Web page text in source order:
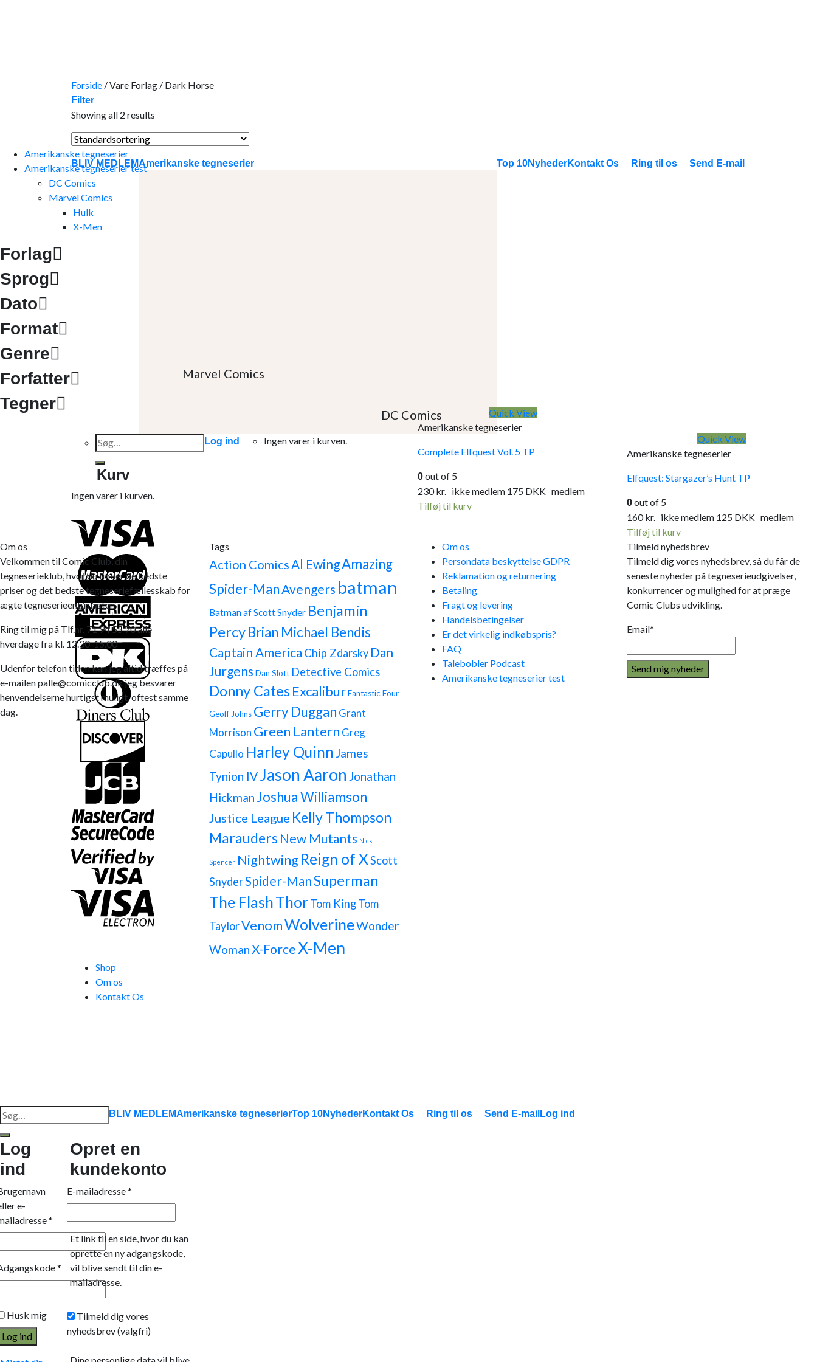
BLIV MEDLEMAmerikanske tegneserier
Marvel Comics
DC Comics
Top 10NyhederKontakt Os Ring til os Send E-mail
Søg
efter:
Log ind Ingen varer i kurven.
Kurv
Ingen varer i kurven.
Forside /Vare Forlag / Dark Horse
Filter
Showing all 2 results
Amerikanske tegneserier
Amerikanske tegneserier test
DC Comics
Marvel Comics
Hulk
X-Men
Forlag
Sprog
Dato
Format
Genre
Forfatter
Tegner
Quick View
Amerikanske tegneserier
Complete Elfquest Vol. 5 TP
0out of 5
230kr. ikke medlem 175 DKK medlem
Tilføj til kurv
Quick View
Amerikanske tegneserier
Elfquest: Stargazer’s Hunt TP
0out of 5
160kr.ikke medlem 125 DKKmedlem
Tilføj til kurv
Om os
Velkommen til Comic Club, din
tegneserieklub, hvor du finder de bedste
priser og det bedste tegneseriefællesskab for
ægte tegneserieentusiaster.
Ring til mig på Tlf.nr. 71 94 55 70 alle
hverdage fra kl. 12.30-15.00
Udenfor telefon tiden kan jeg altid træffes på
e-mailen palle@comicclub.dk jeg besvarer
henvendelserne hurtigst muligt, oftest samme
dag.
Tags
Action ComicsAl EwingAmazing
Spider-ManAvengers batman
Batman af Scott Snyder Benjamin
Percy Brian Michael Bendis
Captain America Chip Zdarsky Dan
Jurgens Dan Slott Detective Comics
Donny Cates Excalibur Fantastic Four
Geoff Johns Gerry Duggan Grant
Morrison Green Lantern Greg
Capullo Harley Quinn James
Tynion IVJason Aaron Jonathan
Hickman Joshua Williamson
Justice League Kelly Thompson
Marauders New Mutants Nick
Spencer Nightwing Reign of XScott
SnyderSpider-ManSuperman
The FlashThor Tom King Tom
TaylorVenomWolverineWonder
WomanX-ForceX-Men
Om os
Persondata beskyttelse GDPR
Reklamation og returnering
Betaling
Fragt og levering
Handelsbetingelser
Er det virkelig indkøbspris?
FAQ
Talebobler Podcast
Amerikanske tegneserier test
Tilmeld nyhedsbrev
Tilmeld dig vores nyhedsbrev, så du får de
seneste nyheder på tegneserieudgivelser,
konkurrencer og mulighed for at præge
Comic Clubs udvikling.
Email*
Shop
Om os
Kontakt Os
Søg
efter:
BLIV MEDLEMAmerikanske tegneserierTop 10NyhederKontakt Os Ring til os Send E-mail Log ind
Log
ind
e-
*
*
Husk mig
Log ind
Opret en
kundekonto
E-mailadresse*
Et link til en side, hvor du kan
oprette en ny adgangskode,
vil blive sendt til din e-
mailadresse.
Tilmeld dig vores
nyhedsbrev(valgfri)